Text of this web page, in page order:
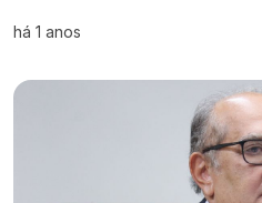
há 1 anos